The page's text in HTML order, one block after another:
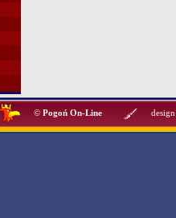
© Pogoń On-Line